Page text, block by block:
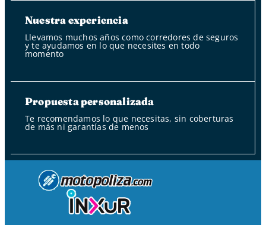
Nuestra experiencia
Llevamos muchos años como corredores de seguros
y te ayudamos en lo que necesites en todo
momento
Propuesta personalizada
Te recomendamos lo que necesitas, sin coberturas
de más ni garantías de menos